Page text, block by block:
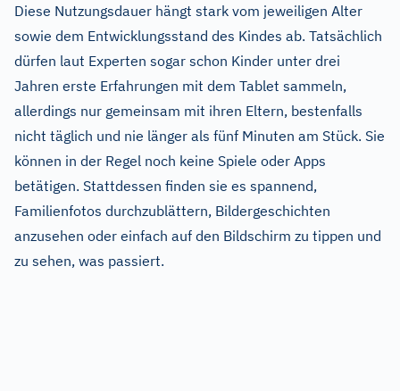
Diese Nutzungsdauer hängt stark vom jeweiligen Alter
sowie dem Entwicklungsstand des Kindes ab. Tatsächlich
dürfen laut Experten sogar schon Kinder unter drei
Jahren erste Erfahrungen mit dem Tablet sammeln,
allerdings nur gemeinsam mit ihren Eltern, bestenfalls
nicht täglich und nie länger als fünf Minuten am Stück. Sie
können in der Regel noch keine Spiele oder Apps
betätigen. Stattdessen finden sie es spannend,
Familienfotos durchzublättern, Bildergeschichten
anzusehen oder einfach auf den Bildschirm zu tippen und
zu sehen, was passiert.